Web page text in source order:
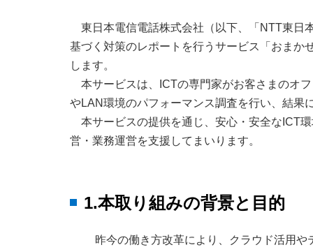
東日本電信電話株式会社（以下、「NTT東日
基づく対策のレポートを行うサービス「おまか
します。
本サービスは、ICTの専門家がお客さまのオ
やLAN環境のパフォーマンス調査を行い、結果
本サービスの提供を通じ、安心・安全なICT
営・業務運営を支援してまいります。
1.本取り組みの背景と目的
昨今の働き方改革により、クラウド活用